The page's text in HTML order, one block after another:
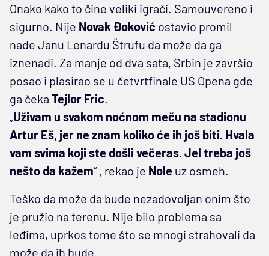
Onako kako to čine veliki igrači. Samouvereno i
sigurno. Nije Novak Đoković ostavio promil
nade Janu Lenardu Štrufu da može da ga
iznenadi. Za manje od dva sata, Srbin je završio
posao i plasirao se u četvrtfinale US Opena gde
ga čeka Tejlor Fric.
„Uživam u svakom noćnom meču na stadionu
Artur Eš, jer ne znam koliko će ih još biti. Hvala
vam svima koji ste došli večeras. Jel treba još
nešto da kažem“ , rekao je Nole uz osmeh.
Teško da može da bude nezadovoljan onim što
je pružio na terenu. Nije bilo problema sa
leđima, uprkos tome što se mnogi strahovali da
može da ih bude.